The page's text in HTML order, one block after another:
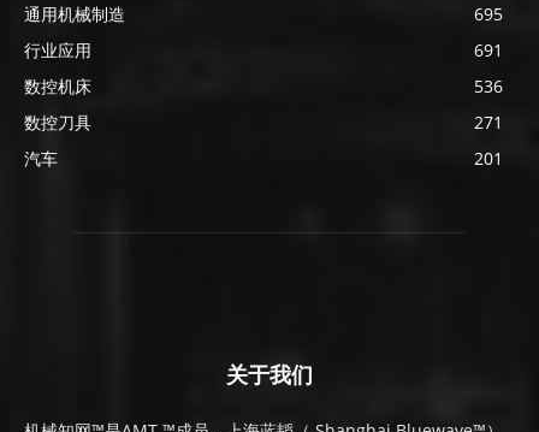
通用机械制造
695
行业应用
691
数控机床
536
数控刀具
271
汽车
201
关于我们